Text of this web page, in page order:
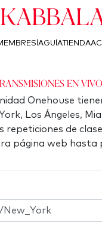
GUÍATIENDA
en vivo
Onehouse
Los Ángeles,
repeticiones de
página web hasta